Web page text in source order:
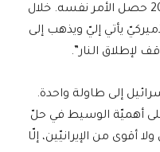
توصّلنا إلى الترسيم البحريّ. عام 2024 حصل الأمر نفسه. خلال
يأتي إليّ ويذهب إلى
لإطلاق النار”.
إلى طاولة واحدة.
أهميّة الوسيط في حلّ
أقوى من الإيرانيّين، إلّا